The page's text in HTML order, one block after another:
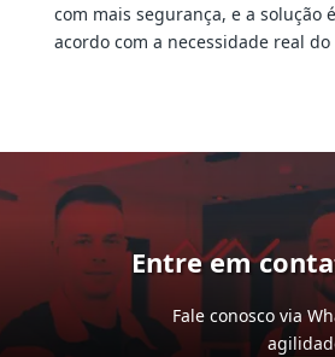
com mais segurança, e a solução
acordo com a necessidade real do
Entre em
Fale conosco via